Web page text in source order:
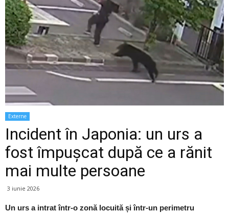
Externe
Incident în Japonia: un urs a
fost împușcat după ce a rănit
mai multe persoane
3 iunie 2026
Un urs a intrat într-o zonă locuită și într-un perimetru